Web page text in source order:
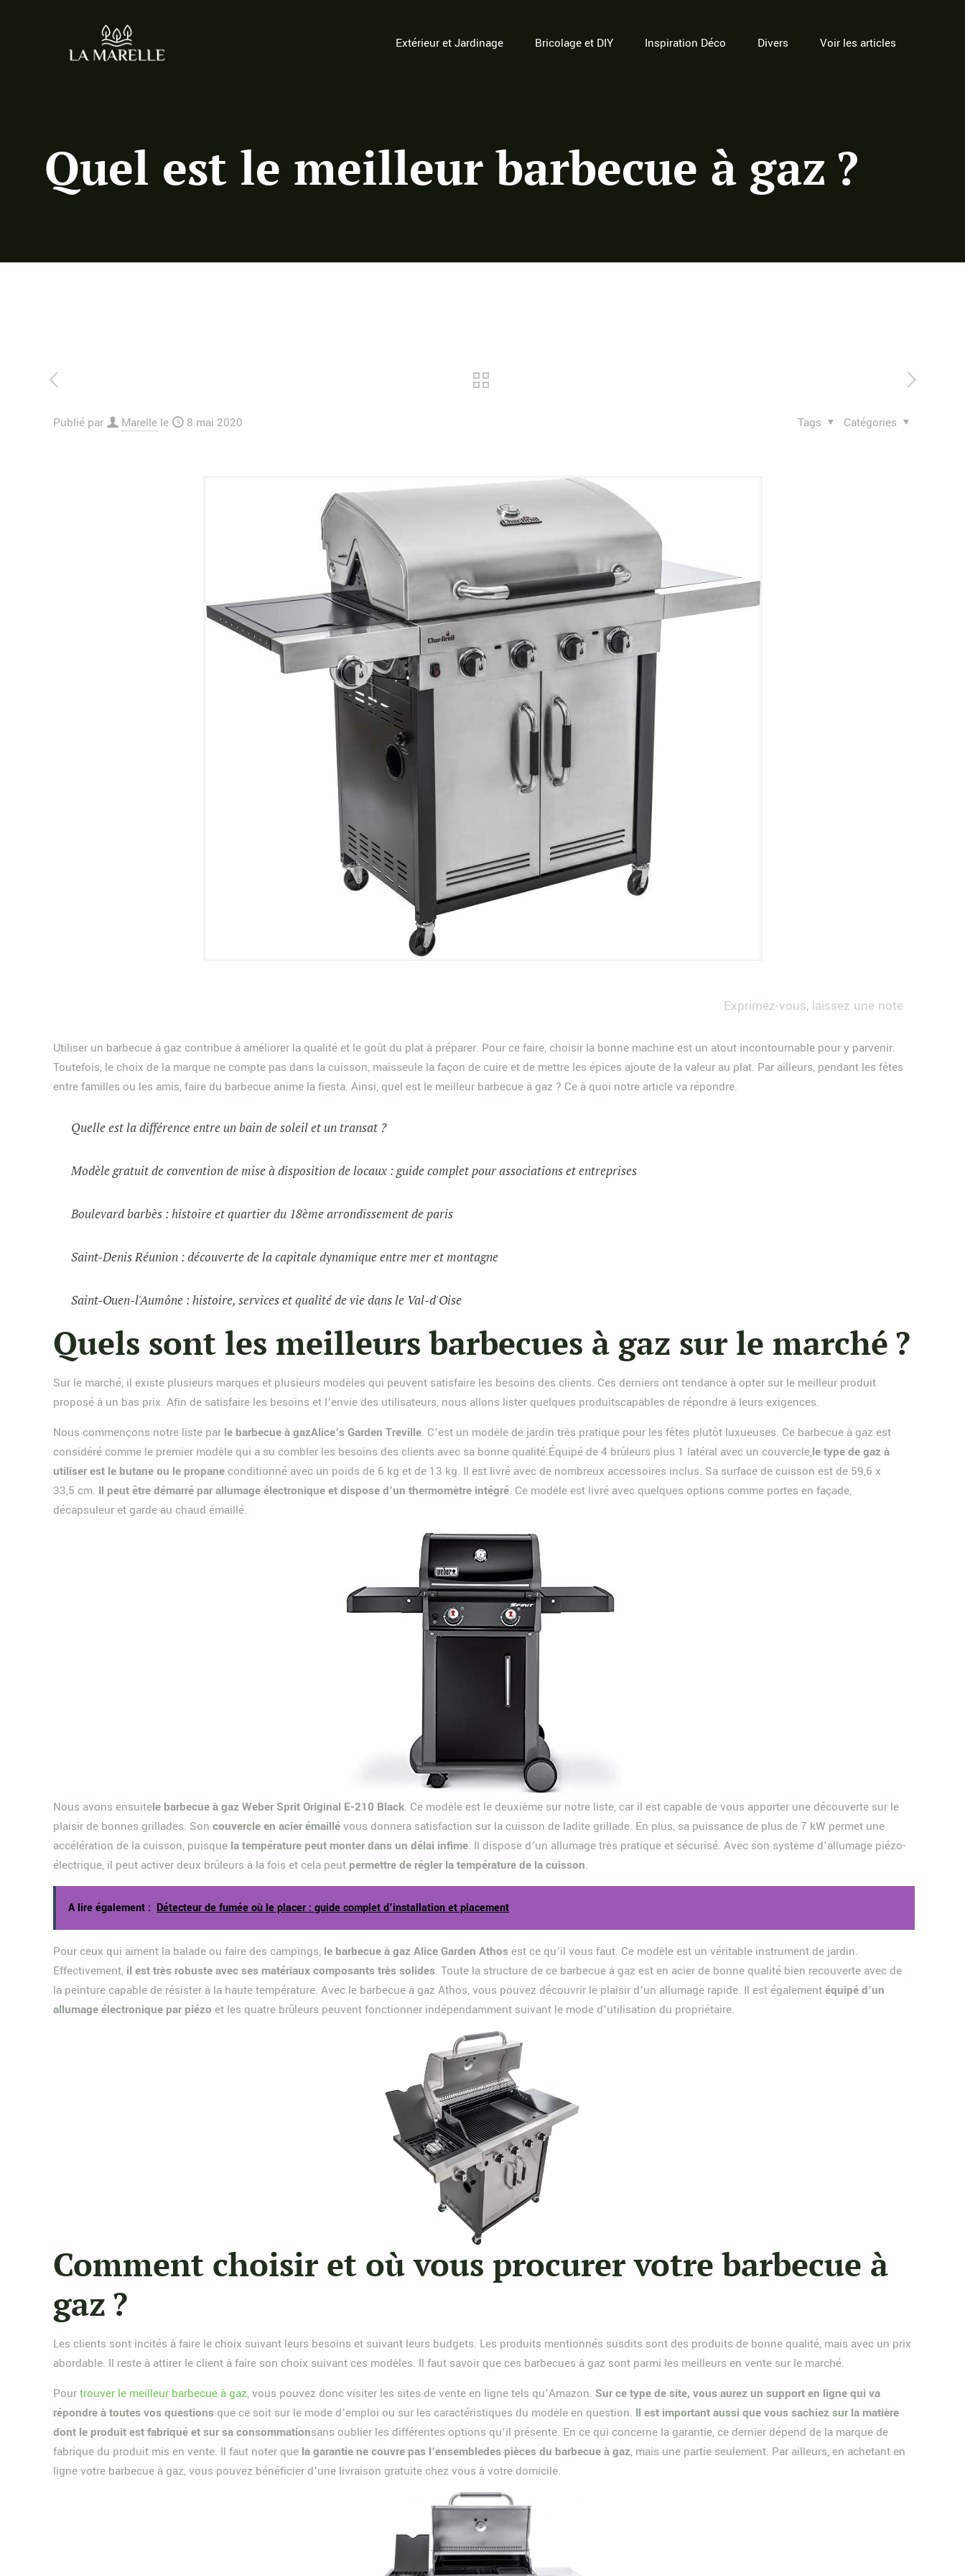
Extérieur et Jardinage Bricolage et DIY Inspiration Déco Divers Voir les articles
Quel est le meilleur barbecue à gaz ?
Publié par Marelle le 8 mai 2020 Catégories
Tags
Exprimez-vous, laissez une note
Utiliser un barbecue à gaz contribue à améliorer la qualité et le goût du plat à préparer. Pour ce faire, choisir la bonne machine est un atout incontournable pour y parvenir.
Toutefois, le choix de la marque ne compte pas dans la cuisson, maisseule la façon de cuire et de mettre les épices ajoute de la valeur au plat. Par ailleurs, pendant les fêtes
entre familles ou les amis, faire du barbecue anime la fiesta. Ainsi, quel est le meilleur barbecue à gaz ? Ce à quoi notre article va répondre.
Quelle est la différence entre un bain de soleil et un transat ?
Modèle gratuit de convention de mise à disposition de locaux : guide complet pour associations et entreprises
Boulevard barbès : histoire et quartier du 18ème arrondissement de paris
Saint-Denis Réunion : découverte de la capitale dynamique entre mer et montagne
Saint-Ouen-l'Aumône : histoire, services et qualité de vie dans le Val-d'Oise
Quels sont les meilleurs barbecues à gaz sur le marché ?
Sur le marché, il existe plusieurs marques et plusieurs modèles qui peuvent satisfaire les besoins des clients. Ces derniers ont tendance à opter sur le meilleur produit
proposé à un bas prix. Afin de satisfaire les besoins et l’envie des utilisateurs, nous allons lister quelques produitscapables de répondre à leurs exigences.
Nous commençons notre liste par le barbecue à gazAlice’s Garden Treville. C’est un modèle de jardin très pratique pour les fêtes plutôt luxueuses. Ce barbecue à gaz est
considéré comme le premier modèle qui a su combler les besoins des clients avec sa bonne qualité.Équipé de 4 brûleurs plus 1 latéral avec un couvercle,le type de gaz à
utiliser est le butane ou le propaneconditionné avec un poids de 6 kg et de 13 kg. Il est livré avec de nombreux accessoires inclus. Sa surface de cuisson est de 59,6 x
33,5 cm. Il peut être démarré par allumage électronique et dispose d’un thermomètre intégré. Ce modèle est livré avec quelques options comme portes en façade,
décapsuleur et garde au chaud émaillé.
Nous avons ensuitele barbecue à gaz Weber Sprit Original E-210 Black. Ce modèle est le deuxième sur notre liste, car il est capable de vous apporter une découverte sur le
plaisir de bonnes grillades. Soncouvercle en acier émaillévous donnera satisfaction sur la cuisson de ladite grillade. En plus, sa puissance de plus de 7 kW permet une
accélération de la cuisson, puisque la température peut monter dans un délai infime. Il dispose d’un allumage très pratique et sécurisé. Avec son système d’allumage piézo-
électrique, il peut activer deux brûleurs à la fois et cela peut permettre de régler la température de la cuisson.
A lire également : Détecteur de fumée où le placer : guide complet d'installation et placement
Pour ceux qui aiment la balade ou faire des campings, le barbecue à gaz Alice Garden Athosest ce qu’il vous faut. Ce modèle est un véritable instrument de jardin.
Effectivement, il est très robuste avec ses matériaux composants très solides. Toute la structure de ce barbecue à gaz est en acier de bonne qualité bien recouverte avec de
la peinture capable de résister à la haute température. Avec le barbecue à gaz Athos, vous pouvez découvrir le plaisir d’un allumage rapide. Il est égalementéquipé d’un
allumage électronique par piézo et les quatre brûleurs peuvent fonctionner indépendamment suivant le mode d’utilisation du propriétaire.
Comment choisir et où vous procurer votre barbecue à
gaz ?
Les clients sont incités à faire le choix suivant leurs besoins et suivant leurs budgets. Les produits mentionnés susdits sont des produits de bonne qualité, mais avec un prix
abordable. Il reste à attirer le client à faire son choix suivant ces modèles. Il faut savoir que ces barbecues à gaz sont parmi les meilleurs en vente sur le marché.
Pourtrouver le meilleur barbecue à gaz, vous pouvez donc visiter les sites de vente en ligne tels qu’Amazon. Sur ce type de site, vous aurez un support en ligne qui va
répondre à toutes vos questionsque ce soit sur le mode d’emploi ou sur les caractéristiques du modèle en question. Il est important aussi que vous sachiez sur la matière
dont le produit est fabriqué et sur sa consommationsans oublier les différentes options qu’il présente. En ce qui concerne la garantie, ce dernier dépend de la marque de
fabrique du produit mis en vente. Il faut noter que la garantie ne couvre pas l’ensembledes pièces du barbecue à gaz, mais une partie seulement. Par ailleurs, en achetant en
ligne votre barbecue à gaz, vous pouvez bénéficier d’une livraison gratuite chez vous à votre domicile.